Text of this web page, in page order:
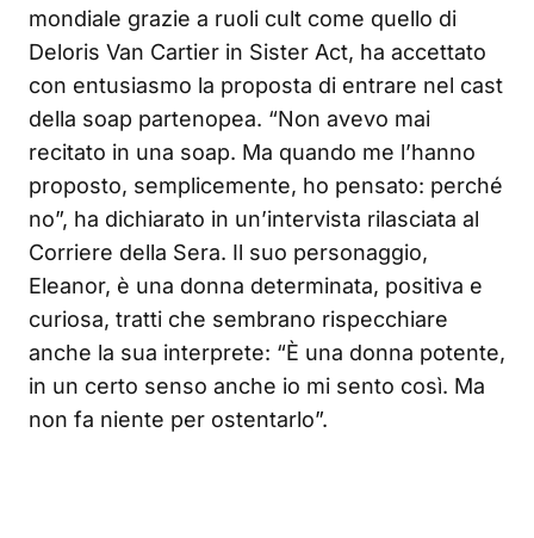
mondiale grazie a ruoli cult come quello di
Deloris Van Cartier in Sister Act, ha accettato
con entusiasmo la proposta di entrare nel cast
della soap partenopea. “Non avevo mai
recitato in una soap. Ma quando me l’hanno
proposto, semplicemente, ho pensato: perché
no”, ha dichiarato in un’intervista rilasciata al
Corriere della Sera. Il suo personaggio,
Eleanor, è una donna determinata, positiva e
curiosa, tratti che sembrano rispecchiare
anche la sua interprete: “È una donna potente,
in un certo senso anche io mi sento così. Ma
non fa niente per ostentarlo”.